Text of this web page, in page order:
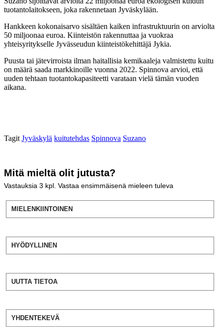
tuotantolaitokseen, joka rakennetaan Jyväskylään.
Hankkeen kokonaisarvo sisältäen kaiken infrastruktuurin on arviolta
50 miljoonaa euroa. Kiinteistön rakennuttaa ja vuokraa
yhteisyritykselle Jyvässeudun kiinteistökehittäjä Jykia.
Puusta tai jätevirroista ilman haitallisia kemikaaleja valmistettu kuitu
on määrä saada markkinoille vuonna 2022. Spinnova arvioi, että
uuden tehtaan tuotantokapasiteetti varataan vielä tämän vuoden
aikana.
Tagit Jyväskylä kuitutehdas Spinnova Suzano
Mitä mieltä olit jutusta?
Vastauksia 3 kpl. Vastaa ensimmäisenä mieleen tuleva
MIELENKIINTOINEN
HYÖDYLLINEN
UUTTA TIETOA
YHDENTEKEVÄ